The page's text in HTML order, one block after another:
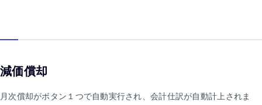
減価償却
月次償却がボタン１つで自動実行され、会計仕訳が自動計上されま